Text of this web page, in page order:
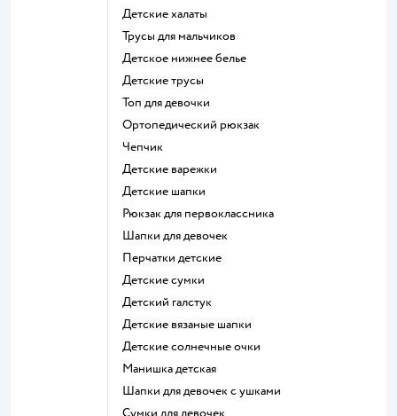
Детские халаты
Трусы для мальчиков
Детское нижнее белье
Детские трусы
Топ для девочки
Ортопедический рюкзак
Чепчик
Детские варежки
Детские шапки
Рюкзак для первоклассника
Шапки для девочек
Перчатки детские
Детские сумки
Детский галстук
Детские вязаные шапки
Детские солнечные очки
Манишка детская
Шапки для девочек с ушками
Сумки для девочек